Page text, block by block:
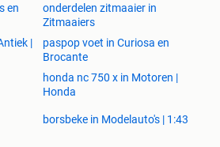
en
onderdelen zitmaaier in
Zitmaaiers
|
paspop voet in Curiosa en
Brocante
honda nc 750 x in Motoren |
Honda
borsbeke in Modelauto's | 1:43